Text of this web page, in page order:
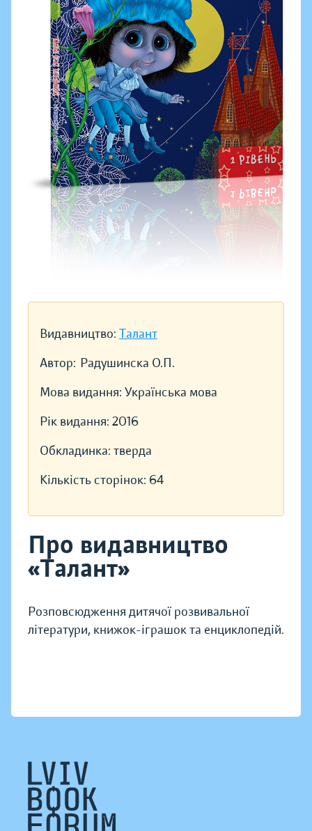
Видавництво: Талант
Автор: Радушинска О.П.
Мова видання: Українська мова
Рік видання: 2016
Обкладинка: тверда
Кількість сторінок: 64
Про видавництво
«Талант»
Розповсюдження дитячої розвивальної
літератури, книжок-іграшок та енциклопедій.